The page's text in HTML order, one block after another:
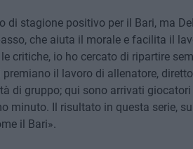
di stagione positivo per il Bari, ma
che aiuta il morale e facilita il
le critiche, io ho cercato di ripartire
premiano il lavoro di allenatore,
di gruppo; qui sono arrivati
minuto. Il risultato in questa serie,
il Bari».